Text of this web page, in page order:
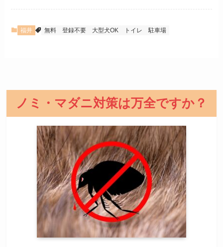
福井 無料 登録不要 大型犬OK トイレ 駐車場
ノミ・マダニ対策は万全ですか？